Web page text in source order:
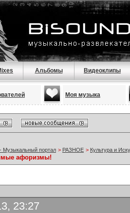
Альбомы Видеоклипы
Моя музыка
Музыкальный портал > РАЗНОЕ > Культура и
афоризмы!
23:27